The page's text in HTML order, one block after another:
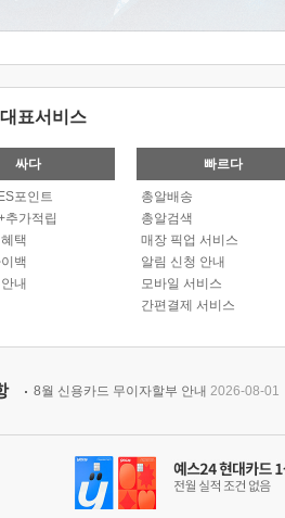
표서비스
싸다
포인트
추가적립
택
백
내
빠르다
총알배송
총알검색
매장 픽업 서비스
알림 신청 안내
모바일 서비스
간편결제 서비스
8월 신용카드 무이자할부 안내 2026-08-01